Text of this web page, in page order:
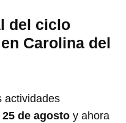
del ciclo
Carolina del
actividades
25 de agosto y ahora